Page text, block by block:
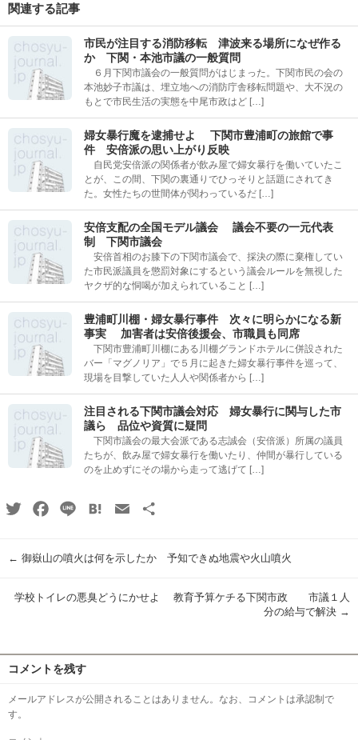
関連する記事
市民が注目する消防移転 津波来る場所になぜ作る
か 下関・本池市議の一般質問
６月下関市議会の一般質問がはじまった。下関市民の会の
本池妙子市議は、埋立地への消防庁舎移転問題や、大不況の
もとで市民生活の実態を中尾市政はど […]
婦女暴行魔を逮捕せよ 下関市豊浦町の旅館で事
件 安倍派の思い上がり反映
自民党安倍派の関係者が飲み屋で婦女暴行を働いていたこ
とが、この間、下関の裏通りでひっそりと話題にされてき
た。女性たちの世間体が関わっているだ […]
安倍支配の全国モデル議会 議会不要の一元代表
制 下関市議会
安倍首相のお膝下の下関市議会で、採決の際に棄権してい
た市民派議員を懲罰対象にするという議会ルールを無視した
ヤクザ的な恫喝が加えられていること […]
豊浦町川棚・婦女暴行事件 次々に明らかになる新
事実 加害者は安倍後援会、市職員も同席
下関市豊浦町川棚にある川棚グランドホテルに併設された
バー「マグノリア」で５月に起きた婦女暴行事件を巡って、
現場を目撃していた人人や関係者から […]
注目される下関市議会対応 婦女暴行に関与した市
議ら 品位や資質に疑問
下関市議会の最大会派である志誠会（安倍派）所属の議員
たちが、飲み屋で婦女暴行を働いたり、仲間が暴行している
のを止めずにその場から走って逃げて […]
TwitterFacebook
Line HatenaEmail
← 御嶽山の噴火は何を示したか 予知できぬ地震や火山噴火
学校トイレの悪臭どうにかせよ 教育予算ケチる下関市政 市議１人
分の給与で解決 →
コメントを残す
メールアドレスが公開されることはありません。なお、コメントは承認制で
す。